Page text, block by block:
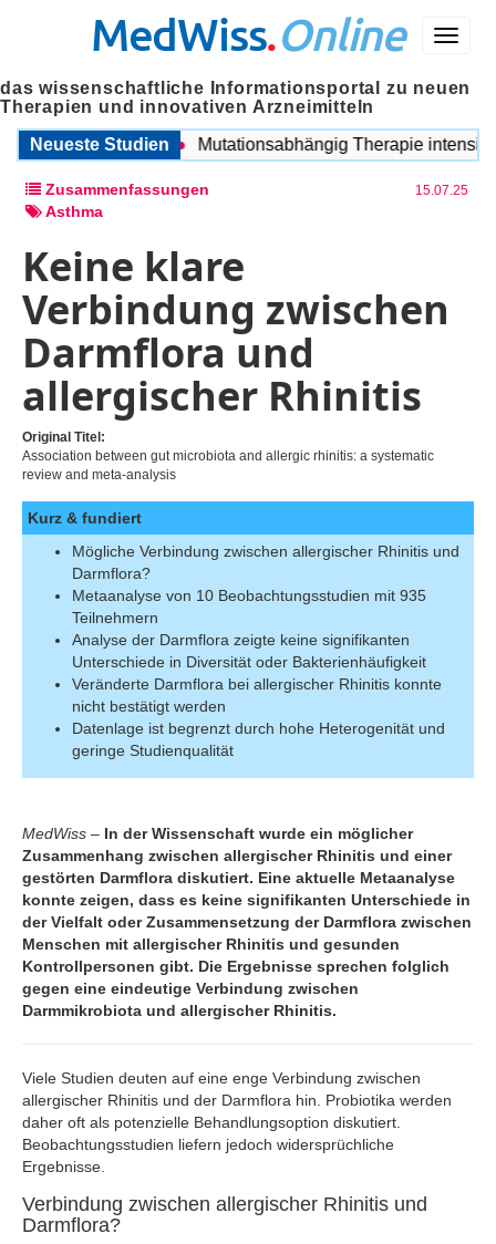
Menü
MedWiss.Online
das wissenschaftliche Informationsportal zu neuen
Therapien und innovativen Arzneimitteln
Neueste Studien
und Migräne Mutationsabhängig Therapie
Zusammenfassungen 15.07.25
Asthma
Keine klare
Verbindung zwischen
Darmflora und
allergischer Rhinitis
Original Titel:
Association between gut microbiota and allergic rhinitis: a systematic
review and meta-analysis
Kurz & fundiert
Mögliche Verbindung zwischen allergischer Rhinitis und
Darmflora?
Metaanalyse von 10 Beobachtungsstudien mit 935
Teilnehmern
Analyse der Darmflora zeigte keine signifikanten
Unterschiede in Diversität oder Bakterienhäufigkeit
Veränderte Darmflora bei allergischer Rhinitis konnte
nicht bestätigt werden
Datenlage ist begrenzt durch hohe Heterogenität und
geringe Studienqualität
MedWiss – In der Wissenschaft wurde ein möglicher
Zusammenhang zwischen allergischer Rhinitis und einer
gestörten Darmflora diskutiert. Eine aktuelle Metaanalyse
konnte zeigen, dass es keine signifikanten Unterschiede in
der Vielfalt oder Zusammensetzung der Darmflora zwischen
Menschen mit allergischer Rhinitis und gesunden
Kontrollpersonen gibt. Die Ergebnisse sprechen folglich
gegen eine eindeutige Verbindung zwischen
Darmmikrobiota und allergischer Rhinitis.
Viele Studien deuten auf eine enge Verbindung zwischen
allergischer Rhinitis und der Darmflora hin. Probiotika werden
daher oft als potenzielle Behandlungsoption diskutiert.
Beobachtungsstudien liefern jedoch widersprüchliche
Ergebnisse.
Verbindung zwischen allergischer Rhinitis und
Darmflora?